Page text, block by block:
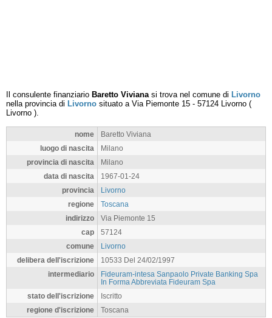
Il consulente finanziario Baretto Vivianasi trova nel comune di Livorno
nella provincia di Livorno situato a Via Piemonte 15 - 57124 Livorno (
Livorno ).
nome
Baretto Viviana
luogo di nascita
Milano
provincia di nascita
Milano
data di nascita
1967-01-24
provincia
Livorno
regione
Toscana
indirizzo
Via Piemonte 15
cap
57124
comune
Livorno
delibera dell'iscrizione
10533 Del 24/02/1997
intermediario
Fideuram-intesa Sanpaolo Private Banking Spa
In Forma Abbreviata Fideuram Spa
stato dell'iscrizione
Iscritto
regione d'iscrizione
Toscana